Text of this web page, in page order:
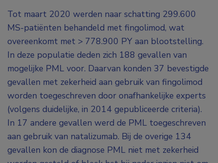
Tot maart 2020 werden naar schatting 299.600
MS-patiënten behandeld met fingolimod, wat
overeenkomt met > 778.900 PY aan blootstelling.
In deze populatie deden zich 188 gevallen van
mogelijke PML voor. Daarvan konden 37 bevestigde
gevallen met zekerheid aan gebruik van fingolimod
worden toegeschreven door onafhankelijke experts
(volgens duidelijke, in 2014 gepubliceerde criteria).
In 17 andere gevallen werd de PML toegeschreven
aan gebruik van natalizumab. Bij de overige 134
gevallen kon de diagnose PML niet met zekerheid